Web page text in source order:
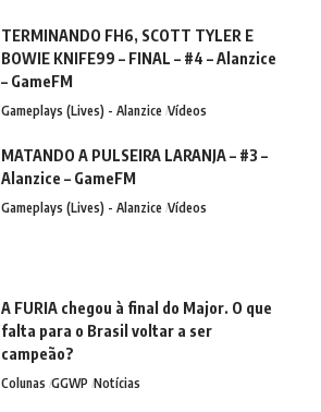
TERMINANDO FH6, SCOTT TYLER E
BOWIE KNIFE99 – FINAL – #4 – Alanzice
– GameFM
Gameplays (Lives) - Alanzice Vídeos
MATANDO A PULSEIRA LARANJA – #3 –
Alanzice – GameFM
Gameplays (Lives) - Alanzice Vídeos
A FURIA chegou à final do Major. O que
falta para o Brasil voltar a ser
campeão?
Colunas GGWP Notícias